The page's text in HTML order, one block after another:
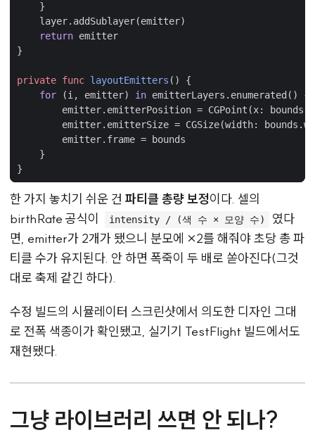
}
layer. addSublayer(emitter)
return emitter
}
private func layoutEmitters ()
{
for
(i, emitter) in emitterLayers . enumerated ()
{
emitter. emitterPosition = CGPoint (x: bounds
emitter. emitterSize = CGSize(width: bounds .
emitter. frame =
bounds
}
}
한 가지 놓치기 쉬운 건 파티클 총량 보정이다. 셀의
birthRate 공식이
intensity / (색 수 × 모양 수)
였다
면, emitter가 2개가 됐으니 분모에 ×2를 해줘야 초당 총 파
티클 수가 유지된다. 안 하면 폭죽이 두 배로 쏟아진다(그것
대로 축제 같긴 하다).
수정 빌드의 시뮬레이터 스크린샷에서 의도한 디자인 그대
로 전폭 색종이가 확인됐고, 실기기 TestFlight 빌드에서도
재현됐다.
그냥 라이브러리 쓰면 안 되나?